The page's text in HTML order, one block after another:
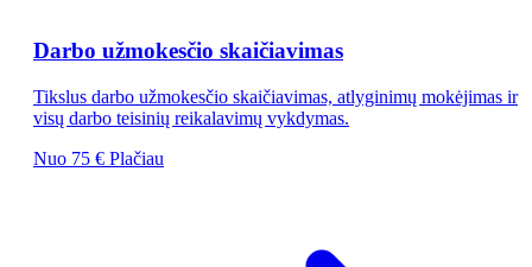
Darbo užmokesčio skaičiavimas
Tikslus darbo užmokesčio skaičiavimas, atlyginimų mokėjimas ir
visų darbo teisinių reikalavimų vykdymas.
Nuo 75 € Plačiau